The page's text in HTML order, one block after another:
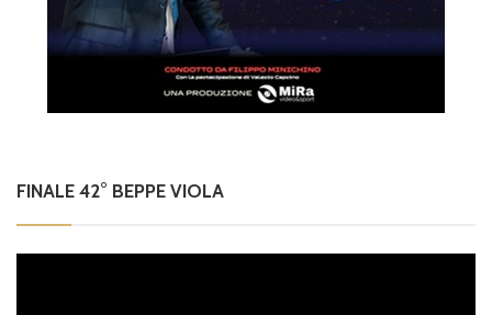
FINALE 42° BEPPE VIOLA